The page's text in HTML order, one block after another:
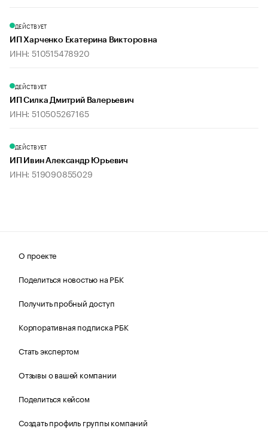
ДЕЙСТВУЕТ
ИП Харченко Екатерина Викторовна
ИНН: 510515478920
ДЕЙСТВУЕТ
ИП Силка Дмитрий Валерьевич
ИНН: 510505267165
ДЕЙСТВУЕТ
ИП Ивин Александр Юрьевич
ИНН: 519090855029
О проекте
Поделиться новостью на РБК
Получить пробный доступ
Корпоративная подписка РБК
Стать экспертом
Отзывы о вашей компании
Поделиться кейсом
Создать профиль группы компаний